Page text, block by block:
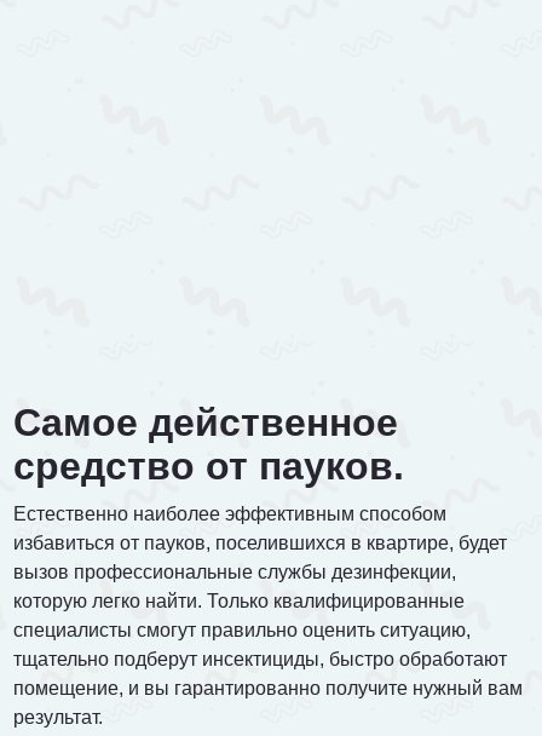
Самое действенное
средство от пауков.
Естественно наиболее эффективным способом
избавиться от пауков, поселившихся в квартире, будет
вызов профессиональные службы дезинфекции,
которую легко найти. Только квалифицированные
специалисты смогут правильно оценить ситуацию,
тщательно подберут инсектициды, быстро обработают
помещение, и вы гарантированно получите нужный вам
результат.